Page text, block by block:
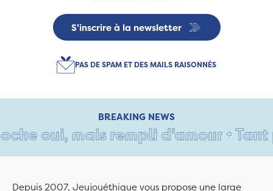
S'inscrire à la newsletter
PAS DE SPAM ET DES MAILS RAISONNÉS
BREAKING NEWS
oui, mais rempli d'amour • Tant
Depuis 2007, Jeujouéthique vous propose une large